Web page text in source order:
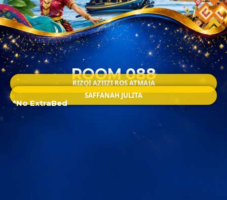
ROOM 088
RIZQI AZIIZI ROS ATMAJA
SAFFANAH JULITA
*No ExtraBed